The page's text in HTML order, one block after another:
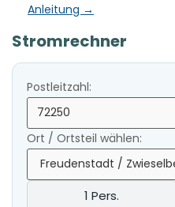
Anleitung →
Stromrechner
Postleitzahl:
Ort / Ortsteil wählen:
1 Pers.